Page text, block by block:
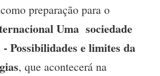
preparação para o
Uma sociedade
Possibilidades e limites da
, que acontecerá na